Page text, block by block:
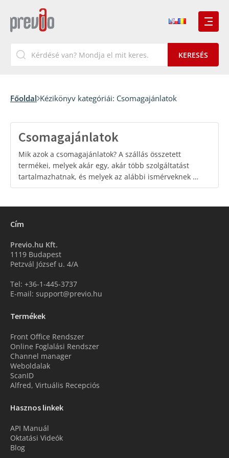
Főoldal Kézikönyv kategóriái: Csomagajánlatok
Csomagajánlatok
Mik azok a csomagajánlatok? A szállás összetett
termékei, melyek akár egy, akár több szolgáltatást
tartalmazhatnak, és melyek az alábbi ismérveknek …
Cím
Previo.hu Kft.
1119 Budapest
Petzvál József u. 4/A
Tel: +36-1-445-3737
E-mail: support@previo.hu
Termékek
Front Office Rendszer
Online Foglalási Rendszer
Channel manager
Weboldalak
ScanID
Alfred, Virtuális Recepciós
Hasznos linkek
API Manuál
Oktatási Videók
Blog